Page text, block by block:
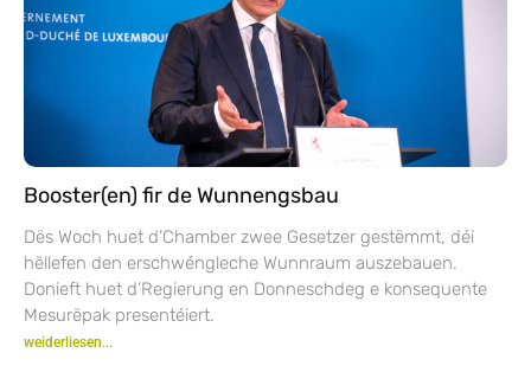
Booster(en) fir de Wunnengsbau
Dës Woch huet d’Chamber zwee Gesetzer gestëmmt, déi
hëllefen den erschwéngleche Wunnraum auszebauen.
Donieft huet d’Regierung en Donneschdeg e konsequente
Mesurëpak presentéiert.
weiderliesen...